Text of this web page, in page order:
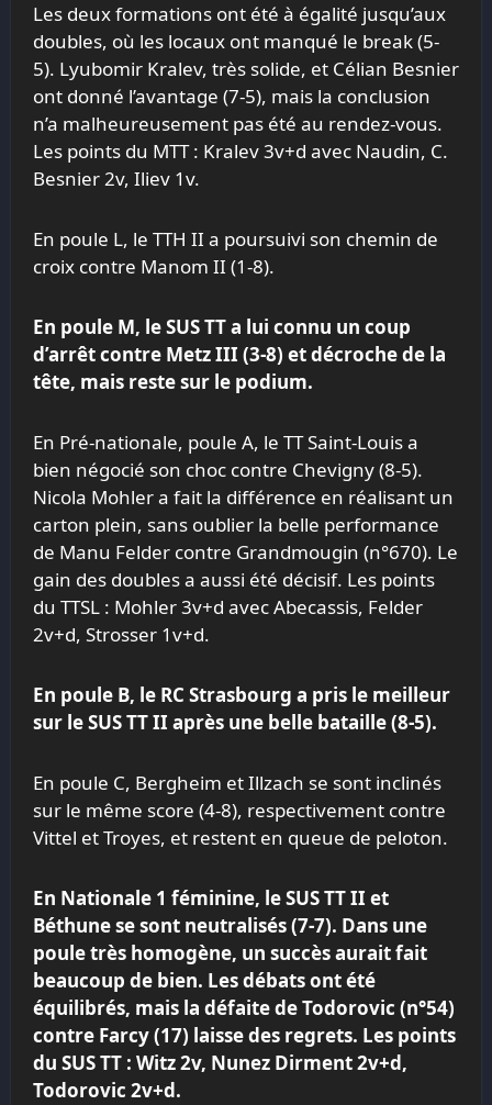
Les deux formations ont été à égalité jusqu’aux
doubles, où les locaux ont manqué le break (5-
5). Lyubomir Kralev, très solide, et Célian Besnier
ont donné l’avantage (7-5), mais la conclusion
n’a malheureusement pas été au rendez-vous.
Les points du MTT : Kralev 3v+d avec Naudin, C.
Besnier 2v, Iliev 1v.
En poule L, le TTH II a poursuivi son chemin de
croix contre Manom II (1-8).
En poule M, le SUS TT a lui connu un coup
d’arrêt contre Metz III (3-8) et décroche de la
tête, mais reste sur le podium.
En Pré-nationale, poule A, le TT Saint-Louis a
bien négocié son choc contre Chevigny (8-5).
Nicola Mohler a fait la différence en réalisant un
carton plein, sans oublier la belle performance
de Manu Felder contre Grandmougin (n°670). Le
gain des doubles a aussi été décisif. Les points
du TTSL : Mohler 3v+d avec Abecassis, Felder
2v+d, Strosser 1v+d.
En poule B, le RC Strasbourg a pris le meilleur
sur le SUS TT II après une belle bataille (8-5).
En poule C, Bergheim et Illzach se sont inclinés
sur le même score (4-8), respectivement contre
Vittel et Troyes, et restent en queue de peloton.
En Nationale 1 féminine, le SUS TT II et
Béthune se sont neutralisés (7-7). Dans une
poule très homogène, un succès aurait fait
beaucoup de bien. Les débats ont été
équilibrés, mais la défaite de Todorovic (n°54)
contre Farcy (17) laisse des regrets. Les points
du SUS TT : Witz 2v, Nunez Dirment 2v+d,
Todorovic 2v+d.